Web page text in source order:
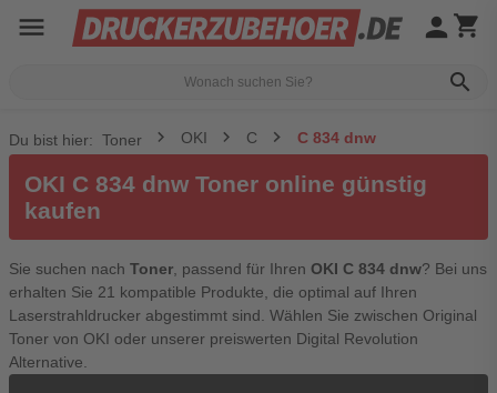
menu
search
person shopping_cart
Du bist hier: Toner OKI C C 834 dnw
OKI C 834 dnw Toner online günstig
kaufen
Sie suchen nach Toner , passend für Ihren OKI C 834 dnw? Bei uns
erhalten Sie 21 kompatible Produkte, die optimal auf Ihren
Laserstrahldrucker abgestimmt sind. Wählen Sie zwischen Original
Toner von OKI oder unserer preiswerten Digital Revolution
Alternative.